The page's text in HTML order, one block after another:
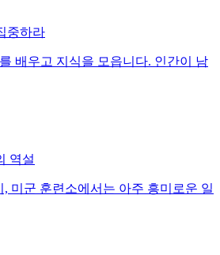
중하라
배우고 지식을 모읍니다. 인간이 남
역설
, 미군 훈련소에서는 아주 흥미로운 일